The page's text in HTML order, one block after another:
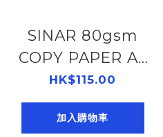
SINAR 80gsm
COPY PAPER A3
- ROSE (#140)
406636720
HK$115.00
加入購物車